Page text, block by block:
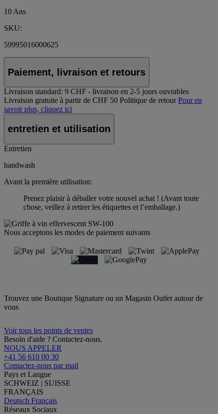
10 Ans
SKU:
59995016000625
Paiement, livraison et retours
Livraison standard: 9 CHF - livraison en 2-5 jours ouvrables
Livraison gratuite à partir de CHF 50 Politique de retour Pour en
savoir plus, cliquez ici
entretien et utilisation
Entretien
handwash
Avant la première utilisation:
Prenez plaisir à déballer votre nouvel achat ! (Avant toute
chose, veillez à retirer les étiquettes et l’emballage.)
Nous acceptons les modes de paiement suivants
Trouvez une Boutique Signature ou un Magasin Outlet autour de
vous
Voir tous les points de ventes
Besoin d'aide ? Contactez-nous.
NOUS APPELER
+41 56 610 00 30
Contactez-nous par mail
Pays et Langue
SCHWEIZ | SUISSE
FRANÇAIS
Deutsch Français
Réseaux Sociaux